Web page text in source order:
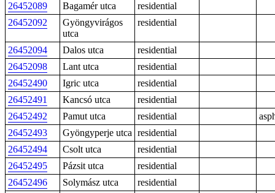
26452089
Bagamér utca
residential
26452092
Gyöngyvirágos
utca
residential
26452094 Dalos utca
residential
26452098
Lant utca
residential
26452490
Igric utca
residential
26452491
Kancsó utca
residential
26452492
Pamut utca residential
26452493
Gyöngyperje utca residential
26452494
Csolt utca
residential
26452495
Pázsit utca
residential
26452496
Solymász utca
residential